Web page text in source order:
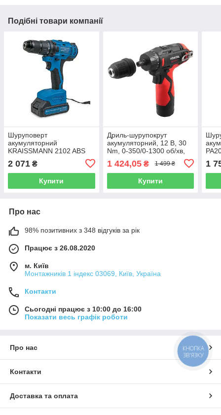
Подібні товари компанії
Шуруповерт
акумуляторний
KRAISSMANN 2102 ABS
20/2 (M-POWER SERIES
20)
2 071 ₴
Купити
Дриль-шурупокрут
акумуляторний, 12 В, 30
Nm, 0-350/0-1300 об/хв,
патрон 0,8-10 мм, 2,0 Аг,
знімний патрон
INTERTOOL WT-0318
1 424,05₴ 1 499 ₴
Купити
1
Про нас
98% позитивних з 348 відгуків за рік
Працює з 26.08.2020
м. Київ
Монтажників 1 індекс 03069, Київ, Україна
Контакти
Сьогодні працює з 10:00 до 16:00
Показати весь графік роботи
Про нас
Контакти
Доставка та оплата
КНОПКА
ЗВ'ЯЗКУ